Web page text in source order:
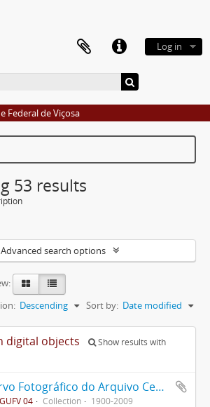
Log in
Federal de Viçosa
53 results
Advanced search options
Sort by: Date modified
Descending
digital objects
Show results with
Acervo Fotográfico do Arquivo Central Histórico da UFV
04 Collection 1900-2009